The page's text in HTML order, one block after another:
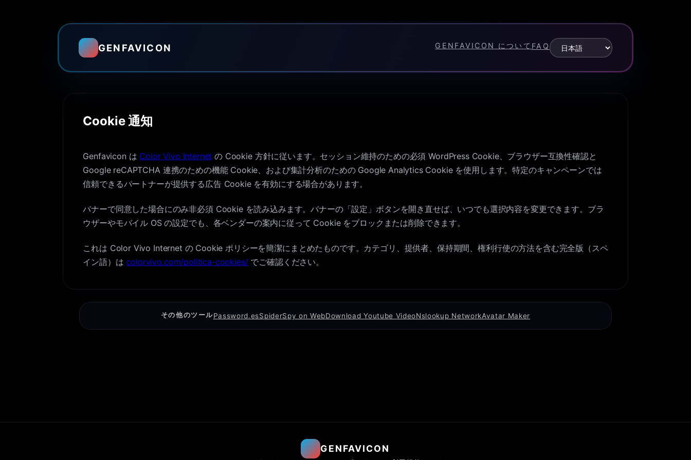
GENFAVICON GENFAVICON について FAQLanguages
Cookie 通知
Genfavicon は Color Vivo Internet の Cookie 方針に従います。セッション維持のための必須 WordPress Cookie、ブラウザー互換性確認と
Google reCAPTCHA 連携のための機能 Cookie、および集計分析のための Google Analytics Cookie を使用します。特定のキャンペーンでは
信頼できるパートナーが提供する広告 Cookie を有効にする場合があります。
バナーで同意した場合にのみ非必須 Cookie を読み込みます。バナーの「設定」ボタンを開き直せば、いつでも選択内容を変更できます。ブラ
ウザーやモバイル OS の設定でも、各ベンダーの案内に従って Cookie をブロックまたは削除できます。
これは Color Vivo Internet の Cookie ポリシーを簡潔にまとめたものです。カテゴリ、提供者、保持期間、権利行使の方法を含む完全版（スペ
イン語）はcolorvivo.com/politica-cookies/でご確認ください。
その他のツールPassword.esSpiderSpy on WebDownload Youtube VideoNslookup NetworkAvatar Maker
GENFAVICON